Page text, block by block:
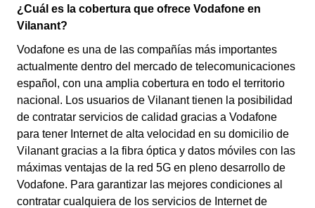
¿Cuál es la cobertura que ofrece Vodafone en
Vilanant?
Vodafone es una de las compañías más importantes
actualmente dentro del mercado de telecomunicaciones
español, con una amplia cobertura en todo el territorio
nacional. Los usuarios de Vilanant tienen la posibilidad
de contratar servicios de calidad gracias a Vodafone
para tener Internet de alta velocidad en su domicilio de
Vilanant gracias a la fibra óptica y datos móviles con las
máximas ventajas de la red 5G en pleno desarrollo de
Vodafone. Para garantizar las mejores condiciones al
contratar cualquiera de los servicios de Internet de